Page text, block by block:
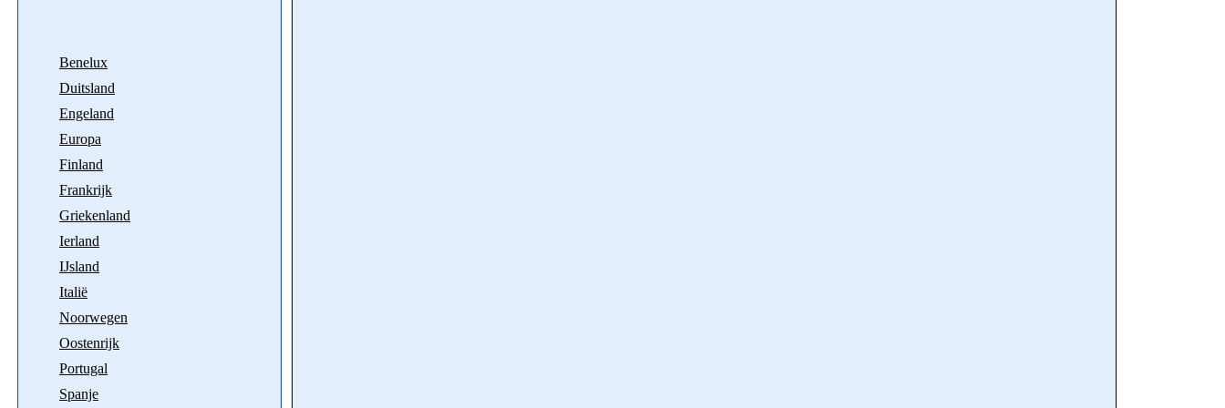
Benelux
Duitsland
Engeland
Europa
Finland
Frankrijk
Griekenland
Ierland
IJsland
Italië
Noorwegen
Oostenrijk
Portugal
Spanje